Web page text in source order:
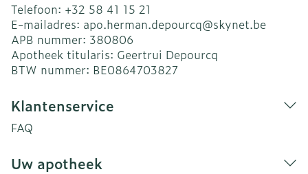
Telefoon: +32 58 41 15 21
E-mailadres: apo.herman.depourcq@skynet.be
APB nummer: 380806
Apotheek titularis: Geertrui Depourcq
BTW nummer: BE0864703827
Klantenservice
FAQ
Uw apotheek